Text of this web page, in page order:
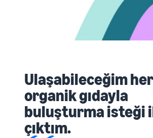
Ulaşabileceğim
organik gıdayla
buluşturma isteği
çıktım.